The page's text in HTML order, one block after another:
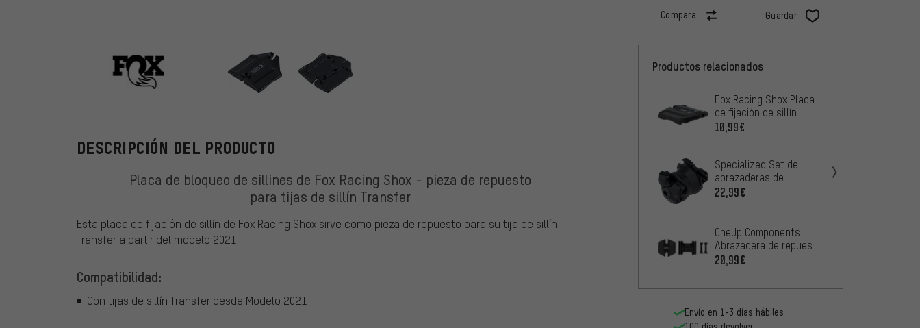
Compara Guardar
Fox Racing Shox
DESCRIPCIÓN DEL PRODUCTO
Placa de bloqueo de sillines de Fox Racing Shox - pieza de repuesto
para tijas de sillín Transfer
Esta placa de fijación de sillín de Fox Racing Shox sirve como pieza de repuesto para su tija de sillín
Transfer a partir del modelo 2021.
Compatibilidad:
Con tijas de sillín Transfer desde Modelo 2021
Productos relacionados
Fox Racing Shox Placa
de fijación de sillín
superior para Transfer
10,99€
Specialized Set de
abrazaderas de
repuesto para tijas de
22,99€
OneUp Components
Abrazadera de repuesto
Dropper Post
20,99€
Envío en 1-3 días hábiles